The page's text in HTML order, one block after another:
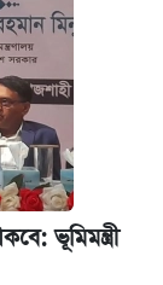
ভূমিমন্ত্রী